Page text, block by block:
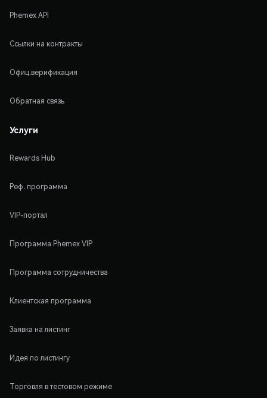
Phemex API
Ссылки на контракты
Офиц.верификация
Обратная связь
Услуги
Rewards Hub
Реф. программа
VIP-портал
Программа Phemex VIP
Программа сотрудничества
Клиентская программа
Заявка на листинг
Идея по листингу
Торговля в тестовом режиме